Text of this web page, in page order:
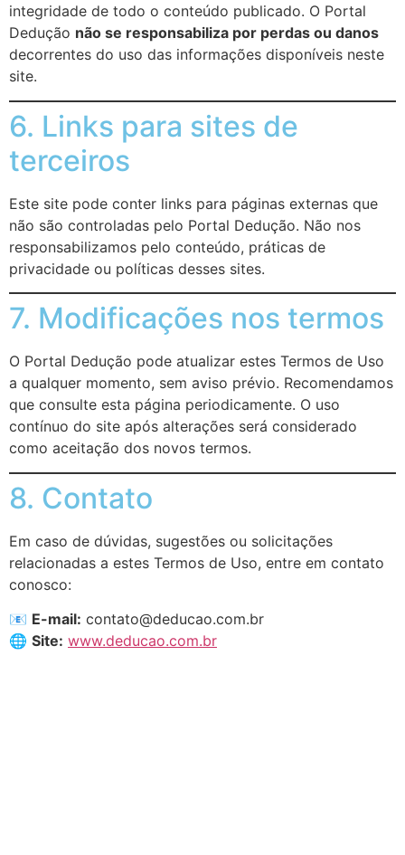
integridade de todo o conteúdo publicado. O Portal
Dedução não se responsabiliza por perdas ou danos
decorrentes do uso das informações disponíveis neste
site.
6. Links para sites de
terceiros
Este site pode conter links para páginas externas que
não são controladas pelo Portal Dedução. Não nos
responsabilizamos pelo conteúdo, práticas de
privacidade ou políticas desses sites.
7. Modificações nos termos
O Portal Dedução pode atualizar estes Termos de Uso
a qualquer momento, sem aviso prévio. Recomendamos
que consulte esta página periodicamente. O uso
contínuo do site após alterações será considerado
como aceitação dos novos termos.
8. Contato
Em caso de dúvidas, sugestões ou solicitações
relacionadas a estes Termos de Uso, entre em contato
conosco:
📧 E-mail: contato@deducao.com.br
🌐 Site: www.deducao.com.br